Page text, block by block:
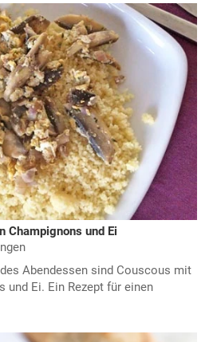
Champignons und Ei
Abendessen sind Couscous mit
und Ei. Ein Rezept für einen